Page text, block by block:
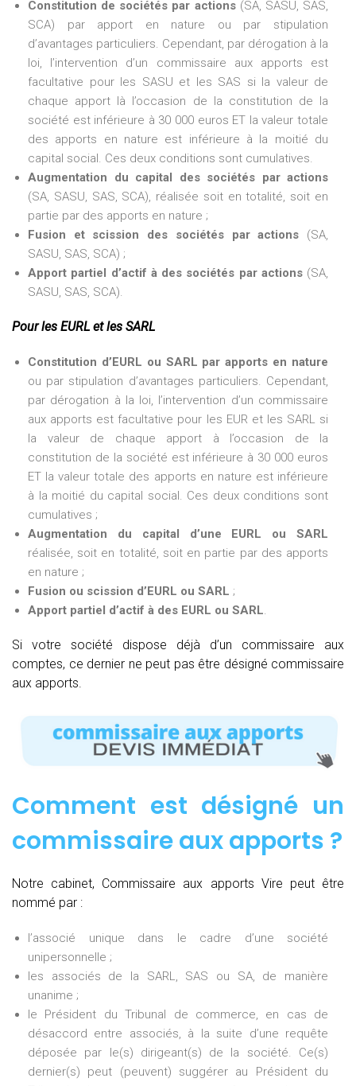
Constitution de sociétés par actions(SA, SASU, SAS,
SCA) par apport en nature ou par stipulation
d’avantages particuliers. Cependant, par dérogation à la
loi, l’intervention d’un commissaire aux apports est
facultative pour les SASU et les SAS si la valeur de
chaque apport là l’occasion de la constitution de la
société est inférieure à 30 000 euros ET la valeur totale
des apports en nature est inférieure à la moitié du
capital social. Ces deux conditions sont cumulatives.
Augmentation du capital des sociétés par actions
(SA, SASU, SAS, SCA), réalisée soit en totalité, soit en
partie par des apports en nature ;
Fusion et scission des sociétés par actions (SA,
SASU, SAS, SCA) ;
Apport partiel d’actif à des sociétés par actions(SA,
SASU, SAS, SCA).
Pour les EURL et les SARL
Constitution d’EURL ou SARL par apports en nature
ou par stipulation d’avantages particuliers. Cependant,
par dérogation à la loi, l’intervention d’un commissaire
aux apports est facultative pour les EUR et les SARL si
la valeur de chaque apport à l’occasion de la
constitution de la société est inférieure à 30 000 euros
ET la valeur totale des apports en nature est inférieure
à la moitié du capital social. Ces deux conditions sont
cumulatives ;
Augmentation du capital d’une EURL ou SARL
réalisée, soit en totalité, soit en partie par des apports
en nature ;
Fusion ou scission d’EURL ou SARL ;
Apport partiel d’actif à des EURL ou SARL.
Si votre société dispose déjà d’un commissaire aux
comptes, ce dernier ne peut pas être désigné commissaire
aux apports.
Comment est désigné un
commissaire aux apports ?
Notre cabinet, Commissaire aux apports Vire peut être
nommé par :
l’associé unique dans le cadre d’une société
unipersonnelle ;
les associés de la SARL, SAS ou SA, de manière
unanime ;
le Président du Tribunal de commerce, en cas de
désaccord entre associés, à la suite d’une requête
déposée par le(s) dirigeant(s) de la société. Ce(s)
dernier(s) peut (peuvent) suggérer au Président du